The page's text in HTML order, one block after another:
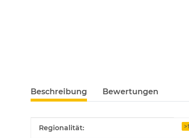
Beschreibung Bewertungen
Produkteigenschaft
Wert
Regionalität: